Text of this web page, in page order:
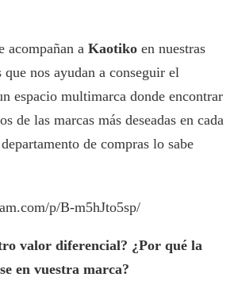
acompañan a Kaotiko en nuestras
que nos ayudan a conseguir el
espacio multimarca donde encontrar
de las marcas más deseadas en cada
de compras lo sabe
p/B-m5hJto5sp/
valor diferencial? ¿Por qué la
en vuestra marca?